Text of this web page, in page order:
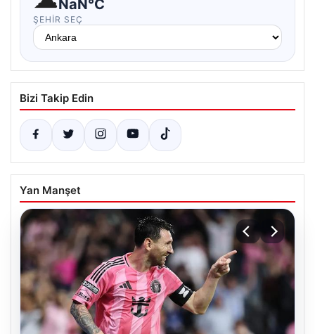
NaN°C
ŞEHIR SEÇ
Bizi Takip Edin
Yan Manşet